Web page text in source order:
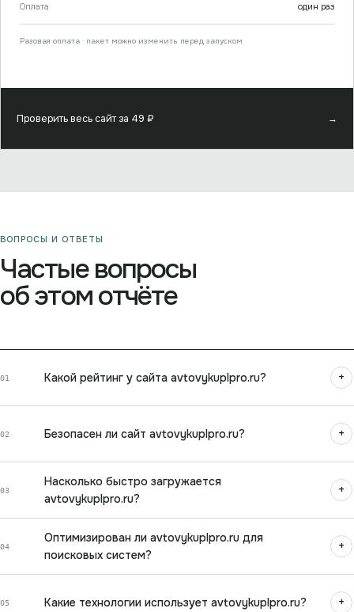
Оплата один раз
Разовая оплата · пакет можно изменить перед запуском
Проверить весь сайт за 49 ₽ →
ВОПРОСЫ И ОТВЕТЫ
Частые вопросы
об этом отчёте
01 Какой рейтинг у сайта avtovykuplpro.ru? +
02 Безопасен ли сайт avtovykuplpro.ru? +
03
Насколько быстро загружается
avtovykuplpro.ru?
+
04
Оптимизирован ли avtovykuplpro.ru для
поисковых систем?
+
05 Какие технологии использует avtovykuplpro.ru? +